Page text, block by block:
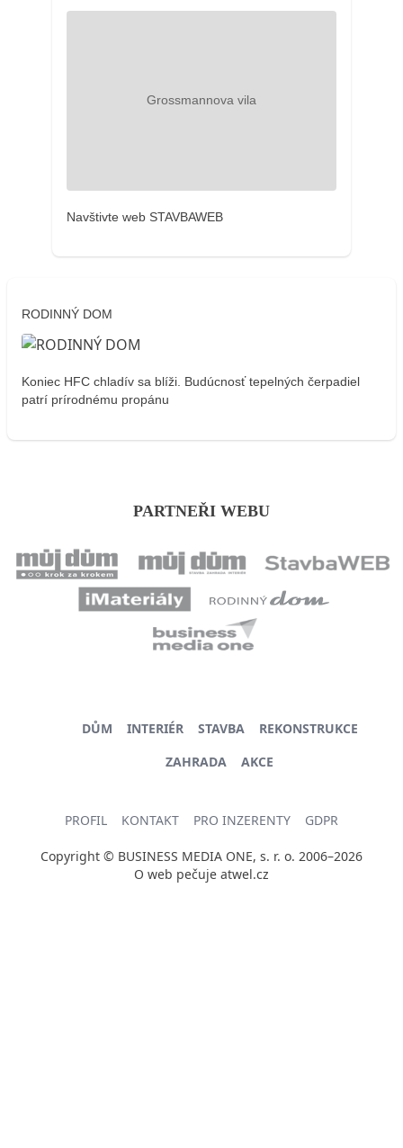
Navštivte web STAVBAWEB
RODINNÝ DOM
Koniec HFC chladív sa blíži. Budúcnosť tepelných čerpadiel
patrí prírodnému propánu
PARTNEŘI WEBU
DŮM INTERIÉR STAVBA
REKONSTRUKCE
ZAHRADA
AKCE
PROFIL KONTAKT PRO INZERENTY GDPR
Copyright © BUSINESS MEDIA ONE, s. r. o. 2006–2026